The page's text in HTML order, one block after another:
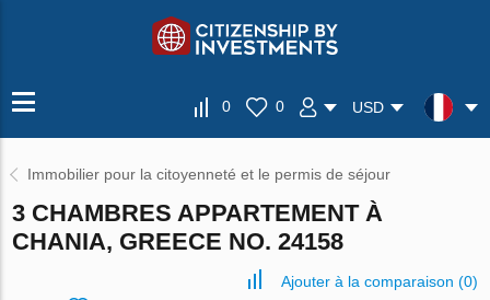
0 0 USD
Immobilier pour la citoyenneté et le permis de séjour
3 CHAMBRES APPARTEMENT À
CHANIA, GREECE NO. 24158
Ajouter à la comparaison (0)